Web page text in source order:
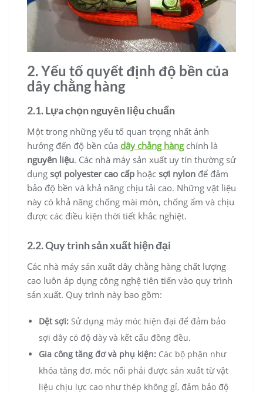
2. Yếu tố quyết định độ bền của
dây chằng hàng
2.1. Lựa chọn nguyên liệu chuẩn
Một trong những yếu tố quan trọng nhất ảnh
hưởng đến độ bền của dây chằng hàngchính là
nguyên liệu. Các nhà máy sản xuất uy tín thường sử
dụng sợi polyester cao cấp hoặc sợi nylon để đảm
bảo độ bền và khả năng chịu tải cao. Những vật liệu
này có khả năng chống mài mòn, chống ẩm và chịu
được các điều kiện thời tiết khắc nghiệt.
2.2. Quy trình sản xuất hiện đại
Các nhà máy sản xuất dây chằng hàng chất lượng
cao luôn áp dụng công nghệ tiên tiến vào quy trình
sản xuất. Quy trình này bao gồm:
Dệt sợi: Sử dụng máy móc hiện đại để đảm bảo
sợi dây có độ dày và kết cấu đồng đều.
Gia công tăng đơ và phụ kiện: Các bộ phận như
khóa tăng đơ, móc nối phải được sản xuất từ vật
liệu chịu lực cao như thép không gỉ, đảm bảo độ